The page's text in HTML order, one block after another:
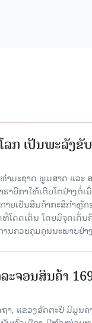
ກ ເປັນພະລັງຂັ
ມະຊາດ ພູມສາດ ແລະ
າບີກາໃຫ້ເຕີບໂຕຢ່າງຕໍ່
ກາຍເປັນສິນຄ້າກະສິກຳ
ໂດດເດັ່ນ ໂດຍມີຈຸດເດັ່
ນຄວບຄຸມຄຸນນະພາບຢ່າ
ະຈອນສິນຄ້າ
ຖາ, ແຂວງອັດຕະປື ມີມູນ